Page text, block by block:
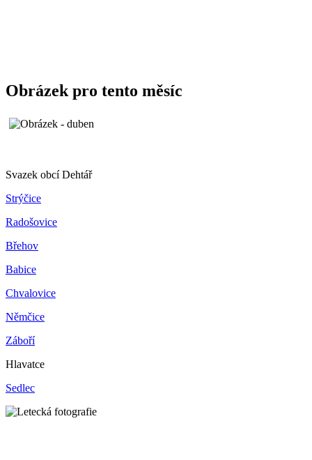
Obrázek pro tento měsíc
Svazek obcí Dehtář
Strýčice
Radošovice
Břehov
Babice
Chvalovice
Němčice
Záboří
Hlavatce
Sedlec